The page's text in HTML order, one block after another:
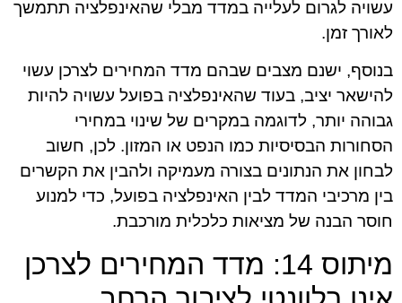
עשויה לגרום לעלייה במדד מבלי שהאינפלציה תתמשך
לאורך זמן.
בנוסף, ישנם מצבים שבהם מדד המחירים לצרכן עשוי
להישאר יציב, בעוד שהאינפלציה בפועל עשויה להיות
גבוהה יותר, לדוגמה במקרים של שינוי במחירי
הסחורות הבסיסיות כמו הנפט או המזון. לכן, חשוב
לבחון את הנתונים בצורה מעמיקה ולהבין את הקשרים
בין מרכיבי המדד לבין האינפלציה בפועל, כדי למנוע
חוסר הבנה של מציאות כלכלית מורכבת.
מיתוס 14: מדד המחירים לצרכן